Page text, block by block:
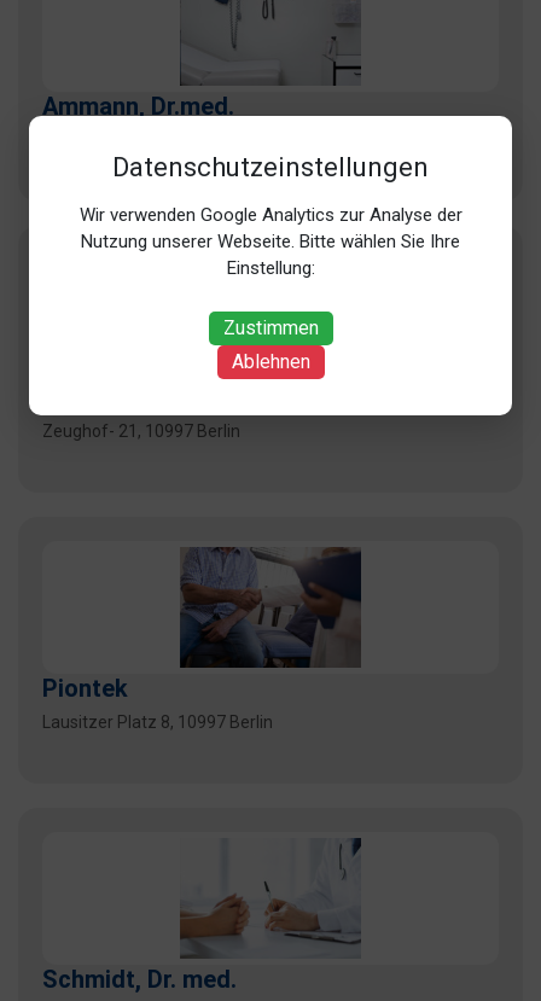
Datenschutzeinstellungen
Wir verwenden Google Analytics zur Analyse der
Nutzung unserer Webseite. Bitte wählen Sie Ihre
Einstellung:
Zustimmen
Ablehnen
Ammann, Dr.med.
Zeughof- 21, 10997 Berlin
Piontek
Lausitzer Platz 8, 10997 Berlin
Schmidt, Dr. med.